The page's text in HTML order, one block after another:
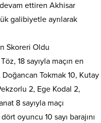
ettiren Akhisar
galibiyetle ayrılarak
Skoreri Oldu
18 sayıyla maçın en
Tokmak 10, Kutay
2, Ege Kodal 2,
8 sayıyla maçı
oyuncu 10 sayı barajını